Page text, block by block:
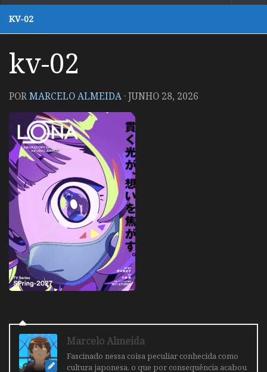
KV-02
kv-02
PORMARCELO ALMEIDA ·JUNHO 28, 2026
Marcelo Almeida
Fascinado nessa coisa peculiar conhecida como
cultura japonesa, o que por consequência acabou